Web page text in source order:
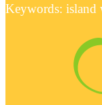
Keywords: island